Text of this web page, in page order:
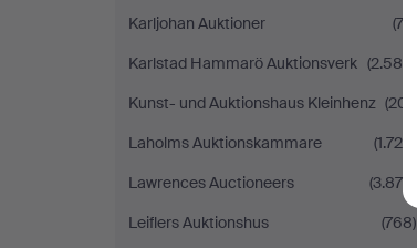
Karljohan Auktioner
(72)
Karlstad Hammarö Auktionsverk (2.589)
Kunst- und Auktionshaus Kleinhenz (201)
Laholms Auktionskammare
(1.729)
Lawrences Auctioneers
(3.875)
Leiflers Auktionshus
(768)